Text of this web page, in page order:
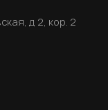
д 2, кор. 2